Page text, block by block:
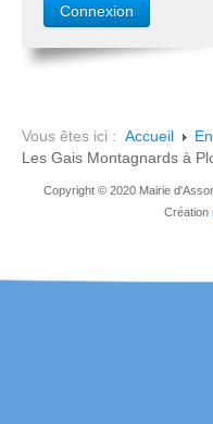
Vous êtes ici : Accueil
Les Gais Montagnards à
Copyright © 2020 Mairie
Création